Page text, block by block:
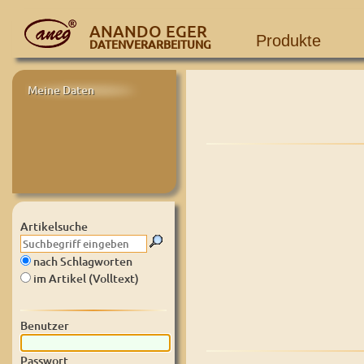
ANANDO EGER
DATENVERARBEITUNG Produkte
Meine Daten
Artikelsuche
nach Schlagworten
im Artikel (Volltext)
Benutzer
Passwort